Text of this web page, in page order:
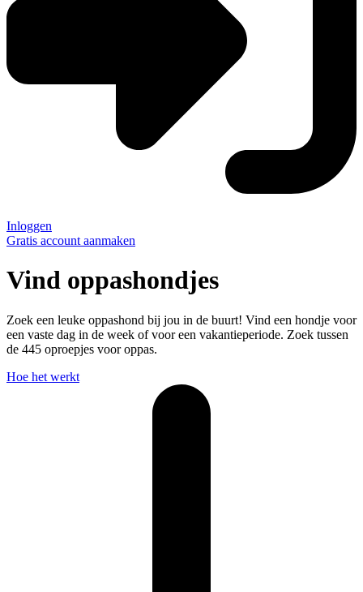
Inloggen
Gratis account aanmaken
Vind oppashondjes
Zoek een leuke oppashond bij jou in de buurt! Vind een hondje voor
een vaste dag in de week of voor een vakantieperiode. Zoek tussen
de 445 oproepjes voor oppas.
Hoe het werkt